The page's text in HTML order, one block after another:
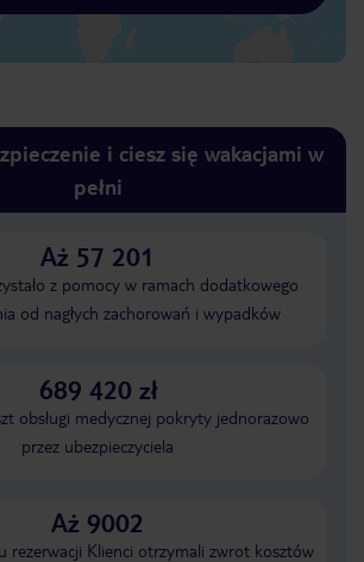
i ciesz się wakacjami w
pełni
Aż 57 201
z pomocy w ramach dodatkowego
od nagłych zachorowań i wypadków
689 420 zł
obsługi medycznej pokryty jednorazowo
przez ubezpieczyciela
Aż 9002
rezerwacji Klienci otrzymali zwrot kosztów